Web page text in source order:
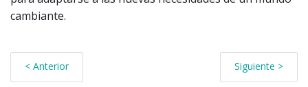
cambiante.
< Anterior Siguiente >